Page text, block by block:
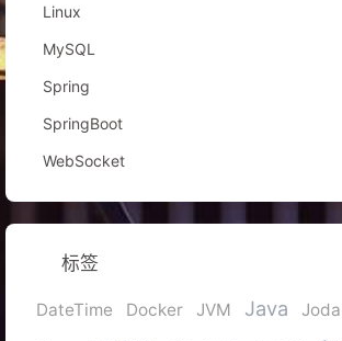
Linux
MySQL
Spring
SpringBoot
WebSocket
标签
DateTime Docker JVM Java Joda